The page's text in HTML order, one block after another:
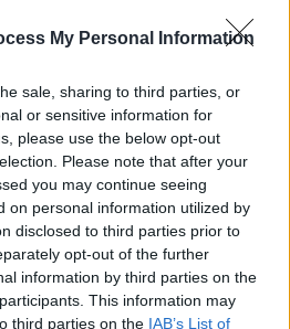
My Personal Information
sale, sharing to third parties, or
or sensitive information for
please use the below opt-out
Please note that after your
you may continue seeing
on personal information utilized by
disclosed to third parties prior to
opt-out of the further
information by third parties on the
This information may
third parties on the IAB’s List of
излязоха в